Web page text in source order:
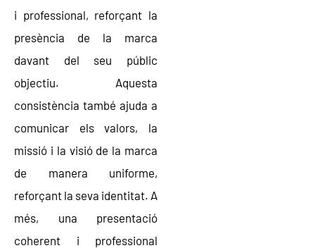
i professional, reforçant la
presència de la marca
davant del seu públic
objectiu. Aquesta
consistència també ajuda a
comunicar els valors, la
missió i la visió de la marca
de manera uniforme,
reforçant la seva identitat. A
més, una presentació
coherent i professional